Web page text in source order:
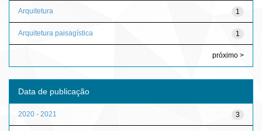
1
Arquitetura
1
Arquitetura paisagística
próximo >
Data de publicação
3
2020 - 2021